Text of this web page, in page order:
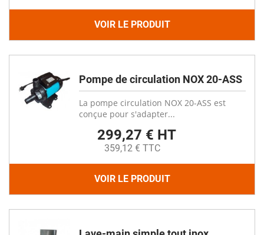
VOIR LE PRODUIT
Pompe de circulation NOX 20-ASS
La pompe circulation NOX 20-ASS est
conçue pour s'adapter...
299,27 € HT
359,12 € TTC
VOIR LE PRODUIT